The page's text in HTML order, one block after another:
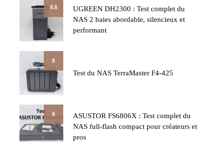
8.6
UGREEN DH2300 : Test complet du
NAS 2 baies abordable, silencieux et
performant
8
Test du NAS TerraMaster F4-425
8
ASUSTOR FS6806X : Test complet du
NAS full-flash compact pour créateurs et
pros